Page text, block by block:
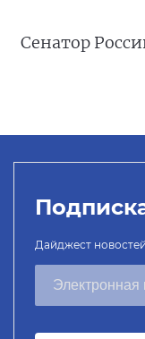
Сенатор
Дайджест